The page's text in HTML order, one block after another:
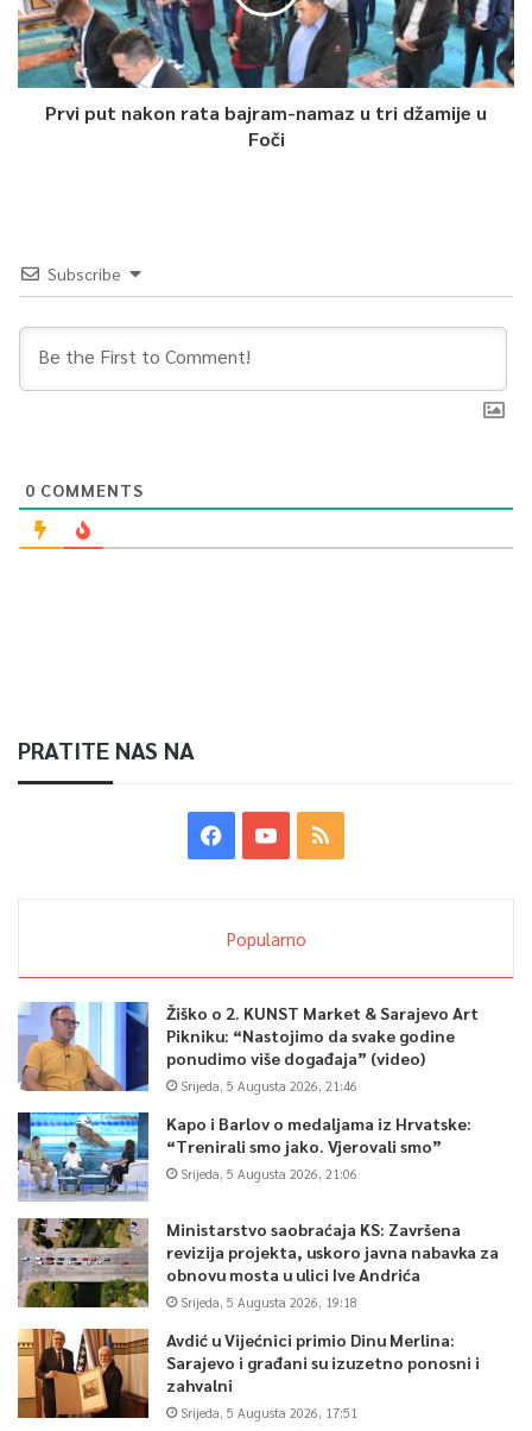
Prvi put nakon rata bajram-namaz u tri džamije u
Foči
Subscribe
0 COMMENTS
PRATITE NAS NA
Popularno
Žiško o 2. KUNST Market & Sarajevo Art
Pikniku: “Nastojimo da svake godine
ponudimo više događaja” (video)
Srijeda, 5 Augusta 2026, 21:46
Kapo i Barlov o medaljama iz Hrvatske:
“Trenirali smo jako. Vjerovali smo”
Srijeda, 5 Augusta 2026, 21:06
Ministarstvo saobraćaja KS: Završena
revizija projekta, uskoro javna nabavka za
obnovu mosta u ulici Ive Andrića
Srijeda, 5 Augusta 2026, 19:18
Avdić u Vijećnici primio Dinu Merlina:
Sarajevo i građani su izuzetno ponosni i
zahvalni
Srijeda, 5 Augusta 2026, 17:51